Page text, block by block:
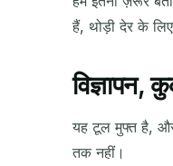
हैं, थोड़ी देर के
यह टूल मुफ्त है,
तक नहीं।